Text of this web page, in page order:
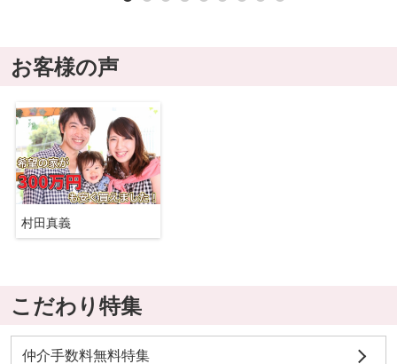
お客様の声
村田真義
こだわり特集
仲介手数料無料特集